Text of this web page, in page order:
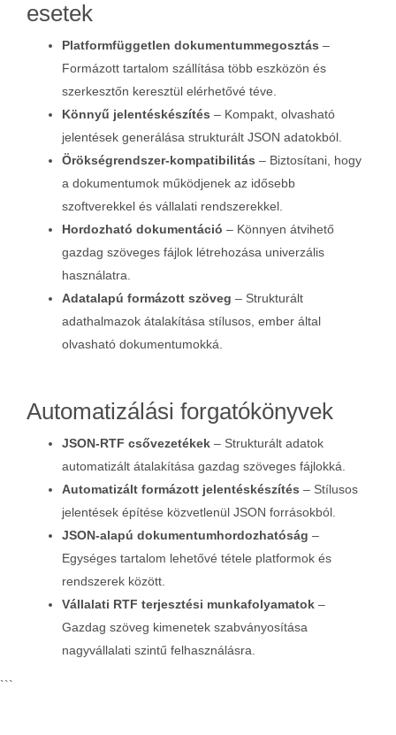
esetek
Platformfüggetlen dokumentummegosztás –
Formázott tartalom szállítása több eszközön és
szerkesztőn keresztül elérhetővé téve.
Könnyű jelentéskészítés – Kompakt, olvasható
jelentések generálása strukturált JSON adatokból.
Örökségrendszer-kompatibilitás – Biztosítani, hogy
a dokumentumok működjenek az idősebb
szoftverekkel és vállalati rendszerekkel.
Hordozható dokumentáció – Könnyen átvihető
gazdag szöveges fájlok létrehozása univerzális
használatra.
Adatalapú formázott szöveg – Strukturált
adathalmazok átalakítása stílusos, ember által
olvasható dokumentumokká.
Automatizálási forgatókönyvek
JSON-RTF csővezetékek – Strukturált adatok
automatizált átalakítása gazdag szöveges fájlokká.
Automatizált formázott jelentéskészítés – Stílusos
jelentések építése közvetlenül JSON forrásokból.
JSON-alapú dokumentumhordozhatóság –
Egységes tartalom lehetővé tétele platformok és
rendszerek között.
Vállalati RTF terjesztési munkafolyamatok –
Gazdag szöveg kimenetek szabványosítása
nagyvállalati szintű felhasználásra.
```